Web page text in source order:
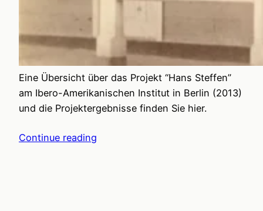
Eine Übersicht über das Projekt “Hans Steffen”
am Ibero-Amerikanischen Institut in Berlin (2013)
und die Projektergebnisse finden Sie hier.
Continue reading